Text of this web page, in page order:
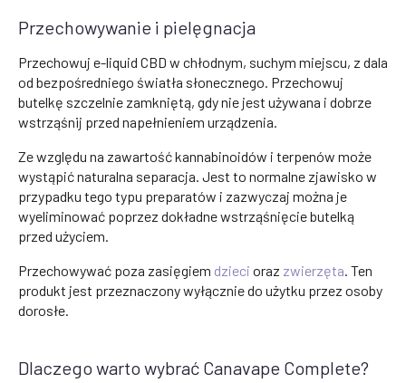
Przechowywanie i pielęgnacja
Przechowuj e-liquid CBD w chłodnym, suchym miejscu, z dala
od bezpośredniego światła słonecznego. Przechowuj
butelkę szczelnie zamkniętą, gdy nie jest używana i dobrze
wstrząśnij przed napełnieniem urządzenia.
Ze względu na zawartość kannabinoidów i terpenów może
wystąpić naturalna separacja. Jest to normalne zjawisko w
przypadku tego typu preparatów i zazwyczaj można je
wyeliminować poprzez dokładne wstrząśnięcie butelką
przed użyciem.
Przechowywać poza zasięgiem dzieci oraz zwierzęta . Ten
produkt jest przeznaczony wyłącznie do użytku przez osoby
dorosłe.
Dlaczego warto wybrać Canavape Complete?